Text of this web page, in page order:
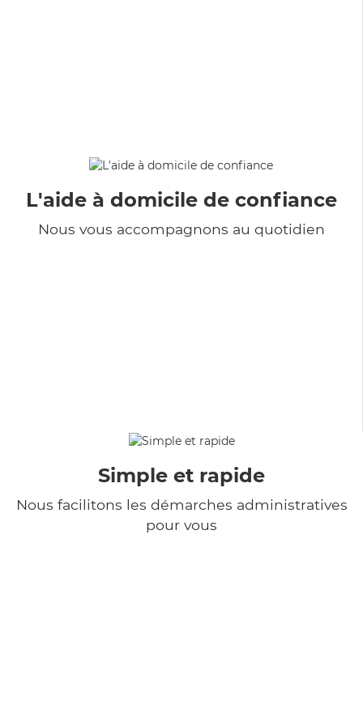
L'aide à domicile de confiance
Nous vous accompagnons au quotidien
Simple et rapide
Nous facilitons les démarches administratives
pour vous